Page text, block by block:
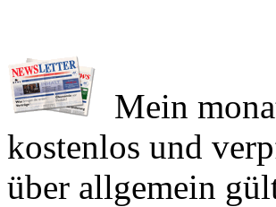
Mein
kostenlos und
über allgemein